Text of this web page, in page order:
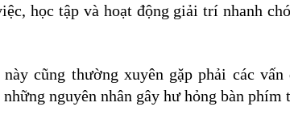
học tập và hoạt động giải trí nhanh
cũng thường xuyên gặp phải các
nguyên nhân gây hư hỏng bàn phím